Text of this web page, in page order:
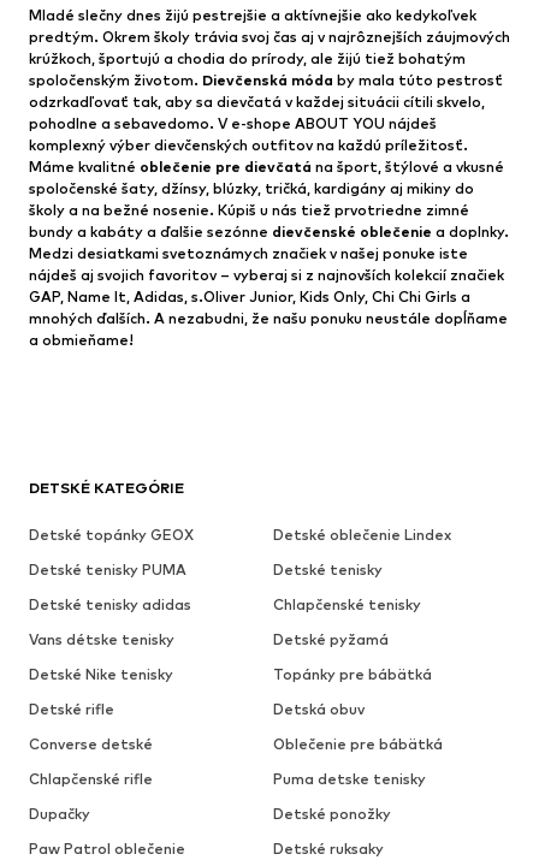
DETSKÉ KATEGÓRIE
Detské topánky GEOX
Detské oblečenie Lindex
Detské tenisky PUMA
Detské tenisky
Detské tenisky adidas
Chlapčenské tenisky
Vans détske tenisky
Detské pyžamá
Detské Nike tenisky
Topánky pre bábätká
Detské rifle
Detská obuv
Converse detské
Oblečenie pre bábätká
Chlapčenské rifle
Puma detske tenisky
Dupačky
Detské ponožky
Paw Patrol oblečenie
Detské ruksaky
Mladé slečny dnes žijú pestrejšie a aktívnejšie ako kedykoľvek
predtým. Okrem školy trávia svoj čas aj v najrôznejších záujmových
krúžkoch, športujú a chodia do prírody, ale žijú tiež bohatým
spoločenským životom. Dievčenská móda by mala túto pestrosť
odzrkadľovať tak, aby sa dievčatá v každej situácii cítili skvelo,
pohodlne a sebavedomo. V e-shope ABOUT YOU nájdeš
komplexný výber dievčenských outfitov na každú príležitosť.
Máme kvalitné oblečenie pre dievčatá na šport, štýlové a vkusné
spoločenské šaty, džínsy, blúzky, tričká, kardigány aj mikiny do
školy a na bežné nosenie. Kúpiš u nás tiež prvotriedne zimné
bundy a kabáty a ďalšie sezónne dievčenské oblečenie a doplnky.
Medzi desiatkami svetoznámych značiek v našej ponuke iste
nájdeš aj svojich favoritov – vyberaj si z najnovších kolekcií značiek
GAP, Name It, Adidas, s.Oliver Junior, Kids Only, Chi Chi Girls a
mnohých ďalších. A nezabudni, že našu ponuku neustále dopĺňame
a obmieňame!